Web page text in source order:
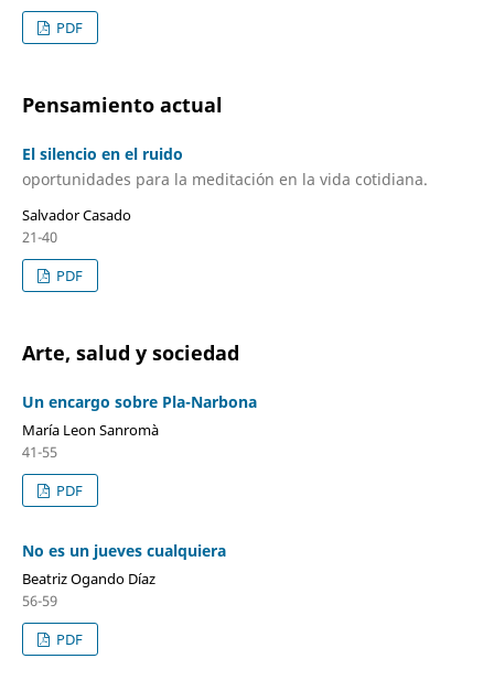
PDF
Pensamiento actual
El silencio en el ruido
oportunidades para la meditación en la vida cotidiana.
Salvador Casado
21-40
PDF
Arte, salud y sociedad
Un encargo sobre Pla-Narbona
María Leon Sanromà
41-55
PDF
No es un jueves cualquiera
Beatriz Ogando Díaz
56-59
PDF